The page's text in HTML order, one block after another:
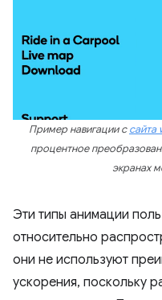
Пример навигации ссайта
процентное
экранах
Эти типы анимации
относительно
они не используют
ускорения, поскольку